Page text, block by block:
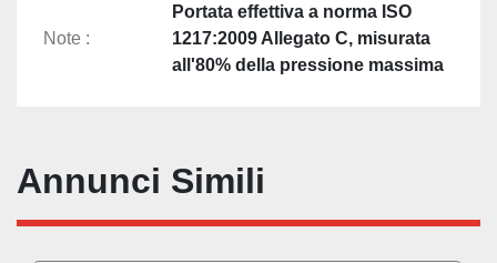
Note :
Portata effettiva a norma ISO
1217:2009 Allegato C, misurata
all'80% della pressione massima
Annunci Simili